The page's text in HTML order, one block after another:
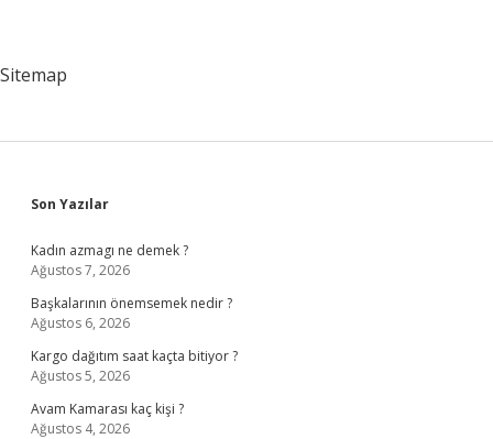
Sitemap
Sidebar
Son Yazılar
Kadın azmagı ne demek ?
Ağustos 7, 2026
Başkalarının önemsemek nedir ?
Ağustos 6, 2026
Kargo dağıtım saat kaçta bitiyor ?
Ağustos 5, 2026
Avam Kamarası kaç kişi ?
Ağustos 4, 2026